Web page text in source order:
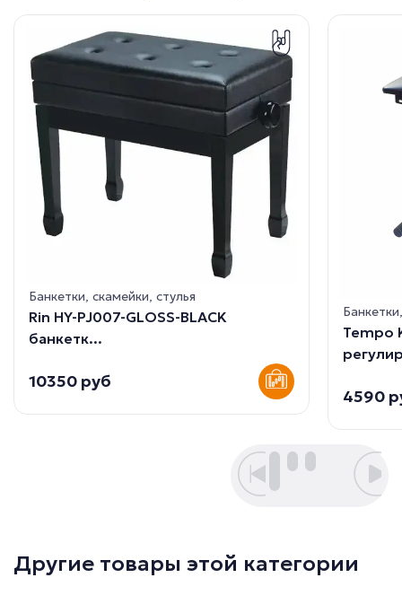
Банкетки, скамейки, стулья
Rin HY-PJ007-GLOSS-BLACK
банкетк...
10350 руб
Tempo
4590
Другие товары этой категории